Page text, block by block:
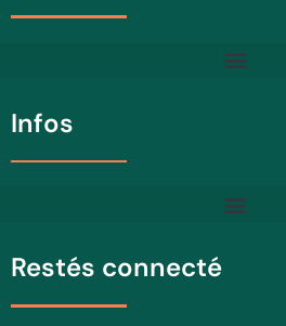
Infos
Restés connecté